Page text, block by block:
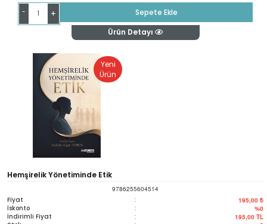
- +
Sepete Ekle
Ürün Detayı
Yeni
Ürün
Hemşirelik Yönetiminde Etik
9786255604514
Fiyat : 195,00 ₺
İskonto : %0
İndirimli Fiyat : 195,00 TL